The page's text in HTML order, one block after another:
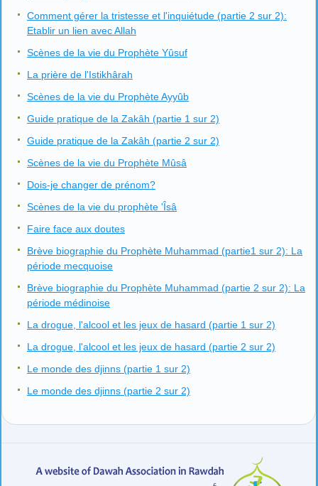
Comment gérer la tristesse et l'inquiétude (partie 2 sur 2):
Etablir un lien avec Allah
Scènes de la vie du Prophète Yûsuf
La prière de l'Istikhârah
Scènes de la vie du Prophète Ayyûb
Guide pratique de la Zakâh (partie 1 sur 2)
Guide pratique de la Zakâh (partie 2 sur 2)
Scènes de la vie du Prophète Mûsâ
Dois-je changer de prénom?
Scènes de la vie du prophète 'Îsâ
Faire face aux doutes
Brève biographie du Prophète Muhammad (partie1 sur 2): La
période mecquoise
Brève biographie du Prophète Muhammad (partie 2 sur 2): La
période médinoise
La drogue, l'alcool et les jeux de hasard (partie 1 sur 2)
La drogue, l'alcool et les jeux de hasard (partie 2 sur 2)
Le monde des djinns (partie 1 sur 2)
Le monde des djinns (partie 2 sur 2)